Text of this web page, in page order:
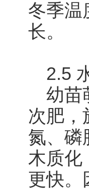
冬季温
长。
2.5
幼苗
次肥，
氮、磷
木质化
更快。